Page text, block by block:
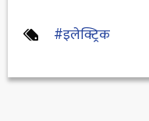
#इलेक्ट्रिक